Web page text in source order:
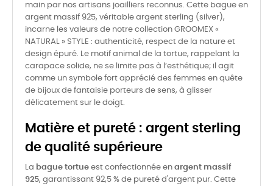
main par nos artisans joailliers reconnus. Cette bague en
argent massif 925, véritable argent sterling (silver),
incarne les valeurs de notre collection GROOMEX «
NATURAL » STYLE : authenticité, respect de la nature et
design épuré. Le motif animal de la tortue, rappelant la
carapace solide, ne se limite pas à l’esthétique; il agit
comme un symbole fort apprécié des femmes en quête
de bijoux de fantaisie porteurs de sens, à glisser
délicatement sur le doigt.
Matière et pureté : argent sterling
de qualité supérieure
La bague tortue est confectionnée en argent massif
925, garantissant 92,5 % de pureté d'argent pur. Cette